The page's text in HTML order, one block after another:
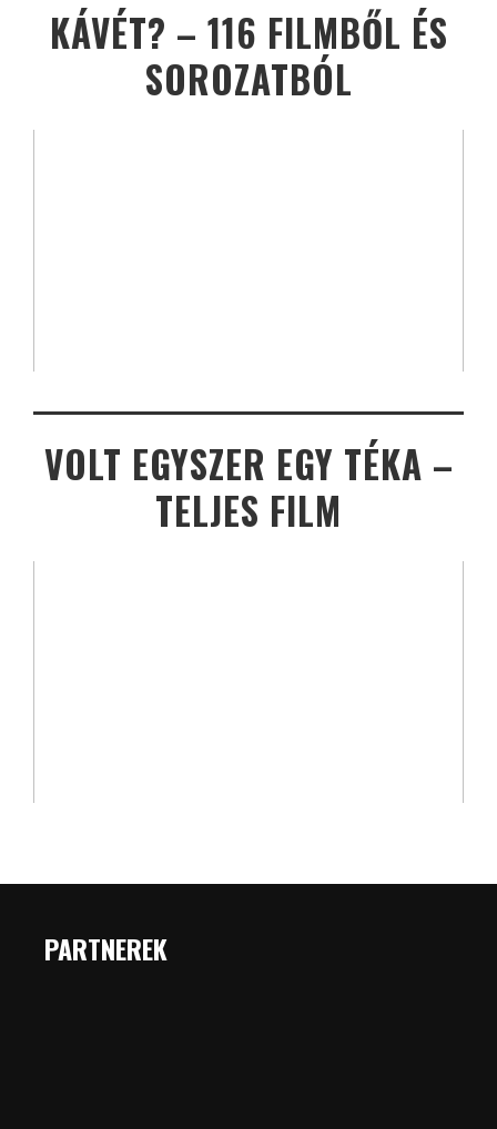
KÁVÉT? – 116 FILMBŐL ÉS
SOROZATBÓL
VOLT EGYSZER EGY TÉKA –
TELJES FILM
PARTNEREK